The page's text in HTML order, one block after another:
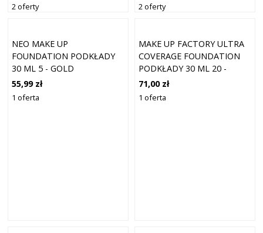
2 oferty 2 oferty
NEO MAKE UP
FOUNDATION PODKŁADY
30 ML 5 - GOLD
55,99 zł
1 oferta
MAKE UP FACTORY ULTRA
COVERAGE FOUNDATION
PODKŁADY 30 ML 20 -
VANILLA BEIGE
71,00 zł
1 oferta